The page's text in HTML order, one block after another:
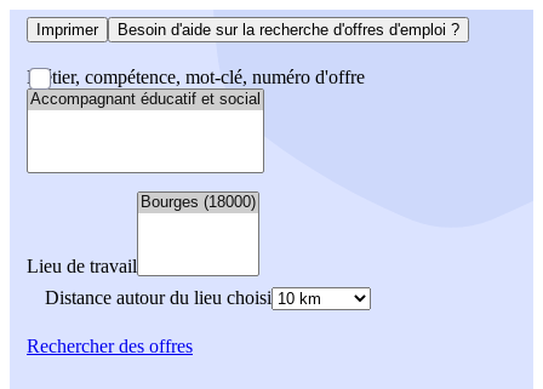
Imprimer Besoin d'aide sur la recherche d'offres d'emploi ?
Métier, compétence, mot-clé, numéro d'offre
Lieu de travail
Distance autour du lieu choisi
Rechercherdes offres